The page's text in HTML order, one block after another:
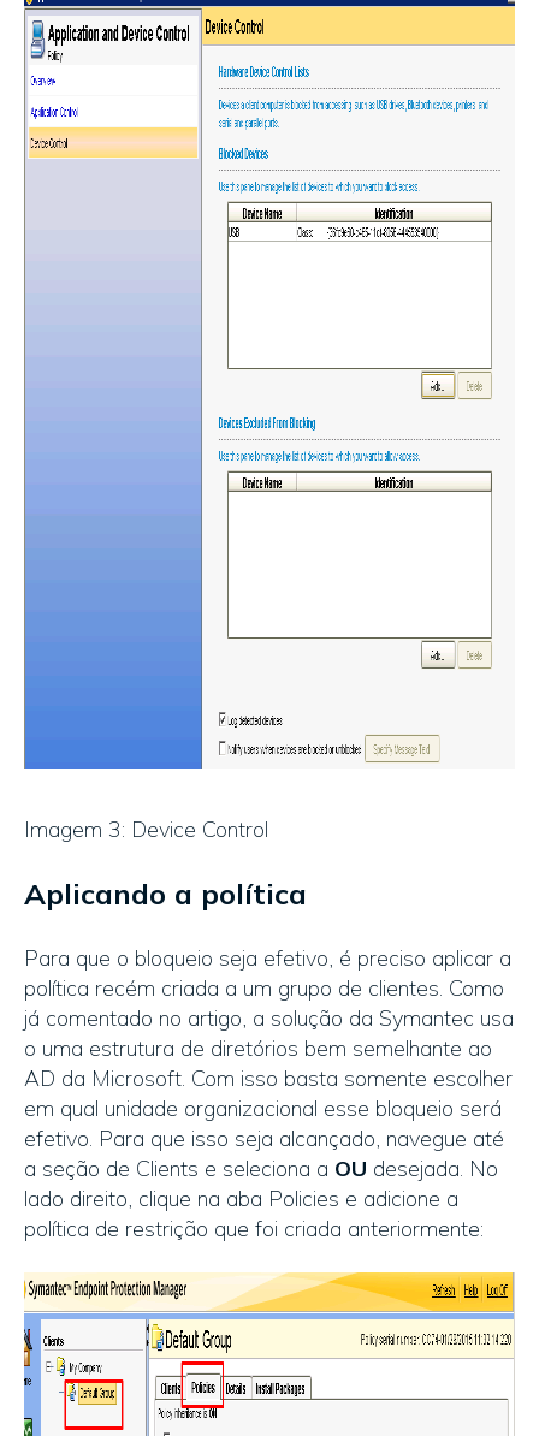
Imagem 3: Device Control
Aplicando a política
Para que o bloqueio seja efetivo, é preciso aplicar a
política recém criada a um grupo de clientes. Como
já comentado no artigo, a solução da Symantec usa
o uma estrutura de diretórios bem semelhante ao
AD da Microsoft. Com isso basta somente escolher
em qual unidade organizacional esse bloqueio será
efetivo. Para que isso seja alcançado, navegue até
a seção de Clients e seleciona a OU desejada. No
lado direito, clique na aba Policies e adicione a
política de restrição que foi criada anteriormente: